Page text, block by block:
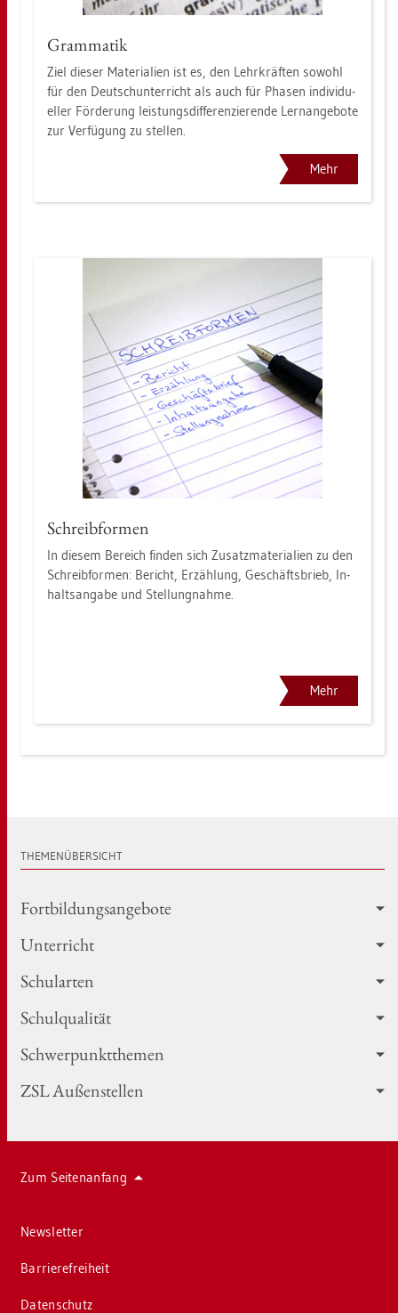
Gram­ma­tik
Ziel die­ser Ma­te­ria­li­en ist es, den Lehr­kräf­ten so­wohl
für den Deutsch­un­ter­richt als auch für Pha­sen in­di­vi­du­
el­ler För­de­rung leis­tungs­dif­fe­ren­zie­ren­de Lern­an­ge­bo­te
zur Ver­fü­gung zu stel­len.
Mehr
Schreib­for­men
In die­sem Be­reich fin­den sich Zu­satz­ma­te­ria­li­en zu den
Schreib­for­men: Be­richt, Er­zäh­lung, Ge­schäfts­brieb, In­
halts­an­ga­be und Stel­lung­nah­me.
Mehr
THE­MEN­ÜBER­SICHT
Fort­bil­dungs­an­ge­bo­te
Un­ter­richt
Schul­ar­ten
Schul­qua­li­tät
Schwer­punkt­the­men
ZSL Au­ßen­stel­len
Zum Sei­ten­an­fang
News­let­ter
Bar­rie­re­frei­heit
Da­ten­schutz